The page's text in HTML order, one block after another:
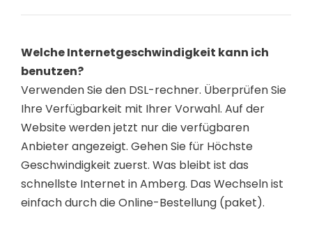
Welche Internetgeschwindigkeit kann ich
benutzen?
Verwenden Sie den DSL-rechner. Überprüfen Sie
Ihre Verfügbarkeit mit Ihrer Vorwahl. Auf der
Website werden jetzt nur die verfügbaren
Anbieter angezeigt. Gehen Sie für Höchste
Geschwindigkeit zuerst. Was bleibt ist das
schnellste Internet in Amberg. Das Wechseln ist
einfach durch die Online-Bestellung (paket).